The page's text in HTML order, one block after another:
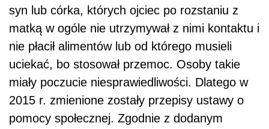
syn lub córka, których ojciec po rozstaniu z
matką w ogóle nie utrzymywał z nimi kontaktu i
nie płacił alimentów lub od którego musieli
uciekać, bo stosował przemoc. Osoby takie
miały poczucie niesprawiedliwości. Dlatego w
2015 r. zmienione zostały przepisy ustawy o
pomocy społecznej. Zgodnie z dodanym